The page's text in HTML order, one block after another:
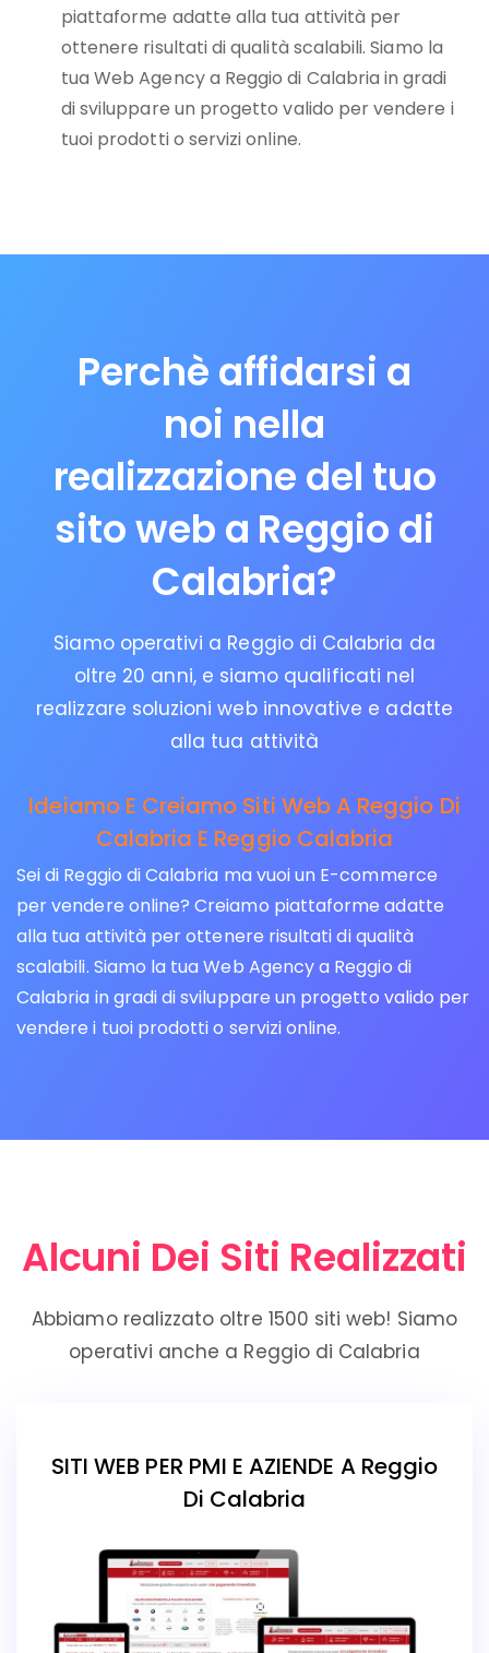
piattaforme adatte alla tua attività per
ottenere risultati di qualità scalabili. Siamo la
tua Web Agency a Reggio di Calabria in gradi
di sviluppare un progetto valido per vendere i
tuoi prodotti o servizi online.
Perchè affidarsi a
noi nella
realizzazione del tuo
sito web a Reggio di
Calabria?
Siamo operativi a Reggio di Calabria da
oltre 20 anni, e siamo qualificati nel
realizzare soluzioni web innovative e adatte
alla tua attività
Ideiamo E Creiamo Siti Web A Reggio Di
Calabria E Reggio Calabria
Sei di Reggio di Calabria ma vuoi un E-commerce
per vendere online? Creiamo piattaforme adatte
alla tua attività per ottenere risultati di qualità
scalabili. Siamo la tua Web Agency a Reggio di
Calabria in gradi di sviluppare un progetto valido per
vendere i tuoi prodotti o servizi online.
Alcuni Dei Siti Realizzati
Abbiamo realizzato oltre 1500 siti web! Siamo
operativi anche a Reggio di Calabria
SITI WEB PER PMI E AZIENDE A Reggio
Di Calabria